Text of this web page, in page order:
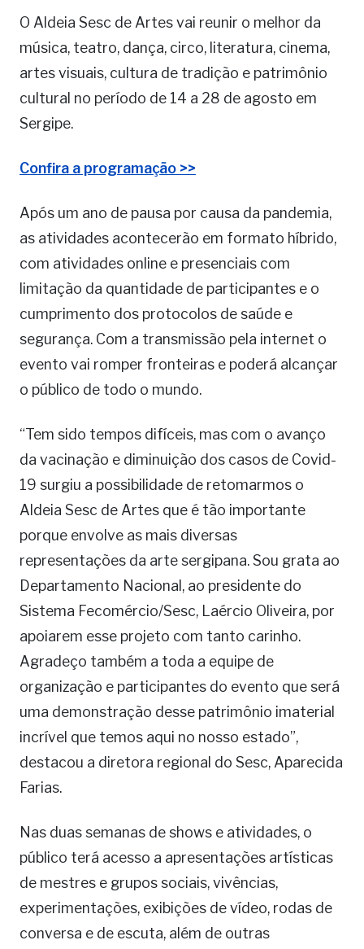
O Aldeia Sesc de Artes vai reunir o melhor da
música, teatro, dança, circo, literatura, cinema,
artes visuais, cultura de tradição e patrimônio
cultural no período de 14 a 28 de agosto em
Sergipe.
Confira a programação >>
Após um ano de pausa por causa da pandemia,
as atividades acontecerão em formato híbrido,
com atividades online e presenciais com
limitação da quantidade de participantes e o
cumprimento dos protocolos de saúde e
segurança. Com a transmissão pela internet o
evento vai romper fronteiras e poderá alcançar
o público de todo o mundo.
“Tem sido tempos difíceis, mas com o avanço
da vacinação e diminuição dos casos de Covid-
19 surgiu a possibilidade de retomarmos o
Aldeia Sesc de Artes que é tão importante
porque envolve as mais diversas
representações da arte sergipana. Sou grata ao
Departamento Nacional, ao presidente do
Sistema Fecomércio/Sesc, Laércio Oliveira, por
apoiarem esse projeto com tanto carinho.
Agradeço também a toda a equipe de
organização e participantes do evento que será
uma demonstração desse patrimônio imaterial
incrível que temos aqui no nosso estado”,
destacou a diretora regional do Sesc, Aparecida
Farias.
Nas duas semanas de shows e atividades, o
público terá acesso a apresentações artísticas
de mestres e grupos sociais, vivências,
experimentações, exibições de vídeo, rodas de
conversa e de escuta, além de outras